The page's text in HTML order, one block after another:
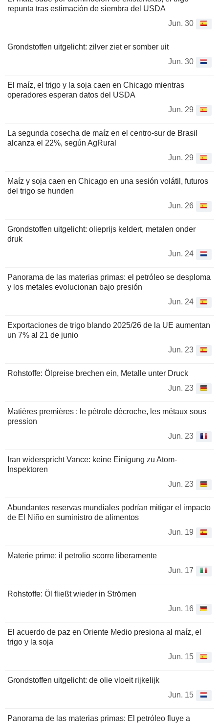
repunta tras estimación de siembra del USDA
Jun. 30
Grondstoffen uitgelicht: zilver ziet er somber uit
Jun. 30
El maíz, el trigo y la soja caen en Chicago mientras
operadores esperan datos del USDA
Jun. 29
La segunda cosecha de maíz en el centro-sur de Brasil
alcanza el 22%, según AgRural
Jun. 29
Maíz y soja caen en Chicago en una sesión volátil, futuros
del trigo se hunden
Jun. 26
Grondstoffen uitgelicht: olieprijs keldert, metalen onder
druk
Jun. 24
Panorama de las materias primas: el petróleo se desploma
y los metales evolucionan bajo presión
Jun. 24
Exportaciones de trigo blando 2025/26 de la UE aumentan
un 7% al 21 de junio
Jun. 23
Rohstoffe: Ölpreise brechen ein, Metalle unter Druck
Jun. 23
Matières premières : le pétrole décroche, les métaux sous
pression
Jun. 23
Iran widerspricht Vance: keine Einigung zu Atom-
Inspektoren
Jun. 23
Abundantes reservas mundiales podrían mitigar el impacto
de El Niño en suministro de alimentos
Jun. 19
Materie prime: il petrolio scorre liberamente
Jun. 17
Rohstoffe: Öl fließt wieder in Strömen
Jun. 16
El acuerdo de paz en Oriente Medio presiona al maíz, el
trigo y la soja
Jun. 15
Grondstoffen uitgelicht: de olie vloeit rijkelijk
Jun. 15
Panorama de las materias primas: El petróleo fluye a